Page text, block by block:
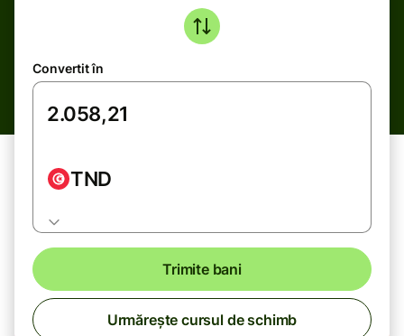
Convertit în
TND
Trimite bani
Urmărește cursul de schimb